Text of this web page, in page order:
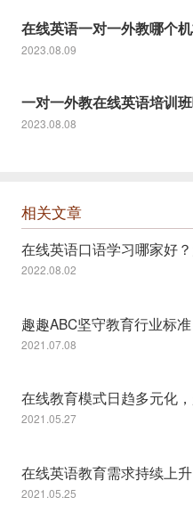
2023.08.09
2023.08.08
相关文章
2022.08.02
2021.07.08
2021.05.27
2021.05.25